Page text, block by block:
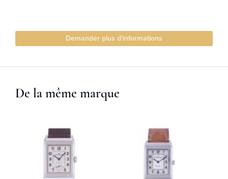
Demander plus d'informations
De la même marque